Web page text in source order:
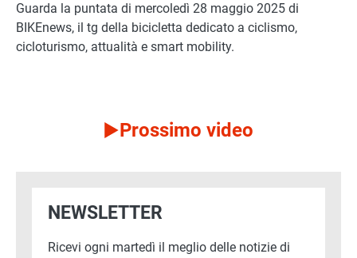
Guarda la puntata di mercoledì 28 maggio 2025 di
BIKEnews, il tg della bicicletta dedicato a ciclismo,
cicloturismo, attualità e smart mobility.
Prossimo video
NEWSLETTER
Ricevi ogni martedì il meglio delle notizie di